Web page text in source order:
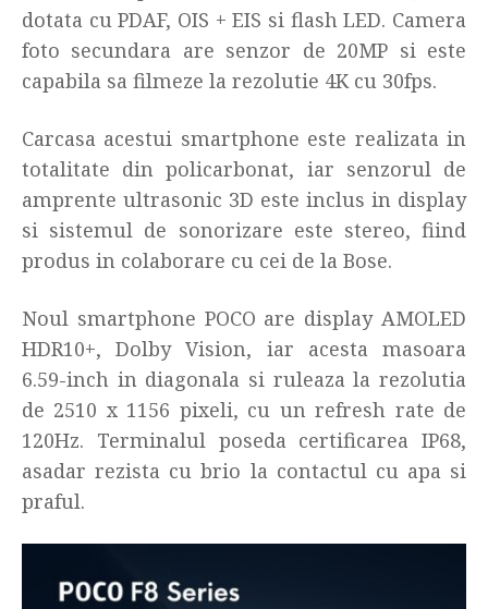
dotata cu PDAF, OIS + EIS si flash LED. Camera
foto secundara are senzor de 20MP si este
capabila sa filmeze la rezolutie 4K cu 30fps.
Carcasa acestui smartphone este realizata in
totalitate din policarbonat, iar senzorul de
amprente ultrasonic 3D este inclus in display
si sistemul de sonorizare este stereo, fiind
produs in colaborare cu cei de la Bose.
Noul smartphone POCO are display AMOLED
HDR10+, Dolby Vision, iar acesta masoara
6.59-inch in diagonala si ruleaza la rezolutia
de 2510 x 1156 pixeli, cu un refresh rate de
120Hz. Terminalul poseda certificarea IP68,
asadar rezista cu brio la contactul cu apa si
praful.